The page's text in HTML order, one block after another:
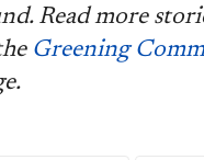
Read more
Greening